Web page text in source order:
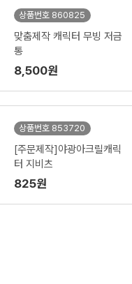
상품번호 860825
맞춤제작 캐릭터 무빙 저금
통
8,500원
상품번호 853720
[주문제작]야광아크릴캐릭
터 지비츠
825원